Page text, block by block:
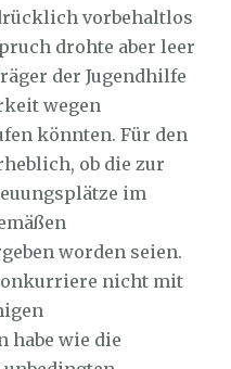
vorbehaltlos
drohte aber leer
der Jugendhilfe
wegen
könnten. Für den
ob die zur
im
worden seien.
nicht mit
habe wie die